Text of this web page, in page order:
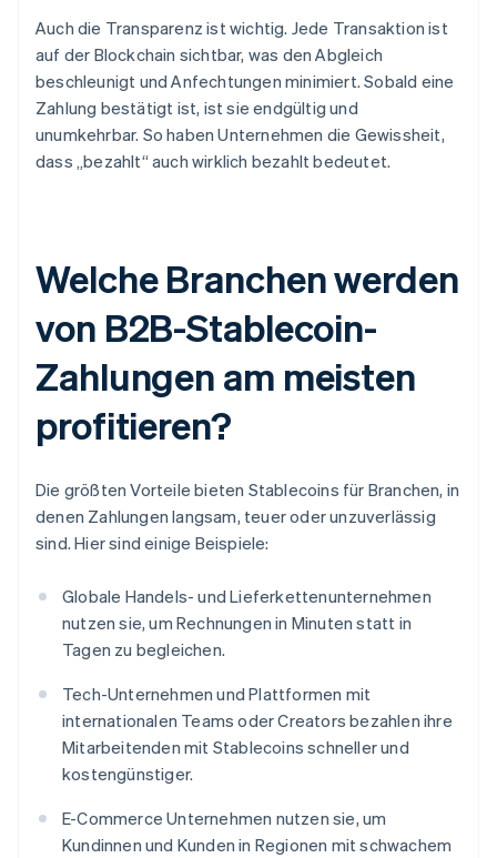
Auch die Transparenz ist wichtig. Jede Transaktion ist
auf der Blockchain sichtbar, was den Abgleich
beschleunigt und Anfechtungen minimiert. Sobald eine
Zahlung bestätigt ist, ist sie endgültig und
unumkehrbar. So haben Unternehmen die Gewissheit,
dass „bezahlt“ auch wirklich bezahlt bedeutet.
Welche Branchen werden
von B2B-Stablecoin-
Zahlungen am meisten
profitieren?
Die größten Vorteile bieten Stablecoins für Branchen, in
denen Zahlungen langsam, teuer oder unzuverlässig
sind. Hier sind einige Beispiele:
Globale Handels- und Lieferkettenunternehmen
nutzen sie, um Rechnungen in Minuten statt in
Tagen zu begleichen.
Tech-Unternehmen und Plattformen mit
internationalen Teams oder Creators bezahlen ihre
Mitarbeitenden mit Stablecoins schneller und
kostengünstiger.
E-Commerce Unternehmen nutzen sie, um
Kundinnen und Kunden in Regionen mit schwachem